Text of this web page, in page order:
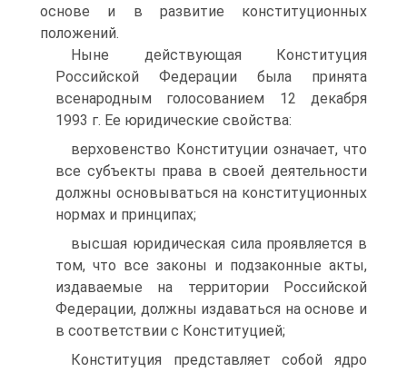
основе и в развитие конституционных
положений.
Ныне действующая Конституция
Российской Федерации была принята
всенародным голосованием 12 декабря
1993 г. Ее юридические свойства:
верховенство Конституции означает, что
все субъекты права в своей деятельности
должны основываться на конституционных
нормах и принципах;
высшая юридическая сила проявляется в
том, что все законы и подзаконные акты,
издаваемые на территории Российской
Федерации, должны издаваться на основе и
в соответствии с Конституцией;
Конституция представляет собой ядро